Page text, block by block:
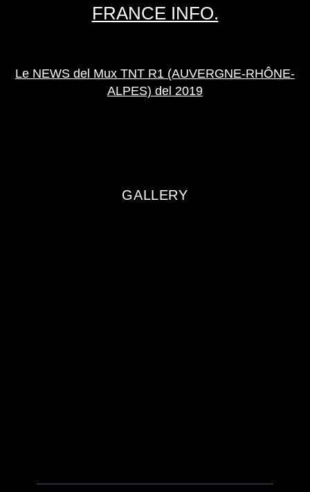
FRANCE INFO.
Le NEWS del Mux TNT R1 (AUVERGNE-RHÔNE-
ALPES) del 2019
GALLERY